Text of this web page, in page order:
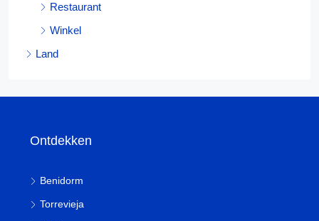
Restaurant
Winkel
Land
Ontdekken
Benidorm
Torrevieja